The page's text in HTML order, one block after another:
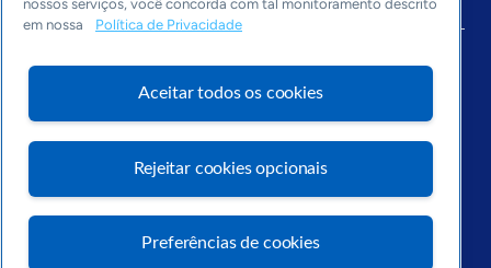
Arquivo
nossos serviços, você concorda com tal monitoramento descrito
em nossa
Política de Privacidade
Aceitar todos os cookies
Rejeitar cookies opcionais
Preferências de cookies